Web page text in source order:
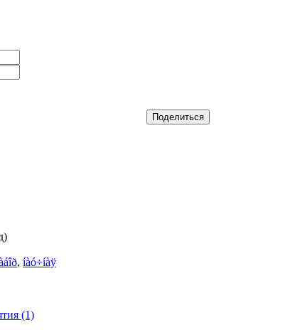
Поделиться
, íàó÷íàÿ
(1)